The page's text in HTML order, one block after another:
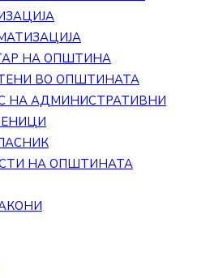
НА ОПШТИНА
ВО ОПШТИНАТА
НА АДМИНИСТРАТИВНИ
НА ОПШТИНАТА